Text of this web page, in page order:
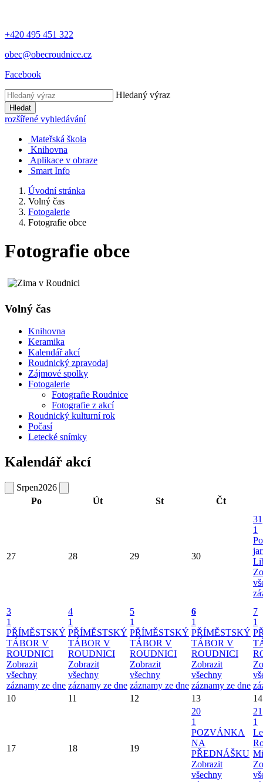
+420 495 451 322
obec@obecroudnice.cz
Facebook
Hledaný výraz
Hledat
rozšířené vyhledávání
Mateřská škola
Knihovna
Aplikace v obraze
Smart Info
Úvodní stránka
Volný čas
Fotogalerie
Fotografie obce
Fotografie obce
Volný čas
Knihovna
Keramika
Kalendář akcí
Roudnický zpravodaj
Zájmové spolky
Fotogalerie
Fotografie Roudnice
Fotografie z akcí
Roudnický kulturní rok
Počasí
Letecké snímky
Kalendář akcí
Srpen2026
Po
Út St Čt
27 28 29 30
31
1
3
1
PŘÍMĚSTSKÝ
TÁBOR V
ROUDNICI
Zobrazit
všechny
záznamy ze dne
4
1
PŘÍMĚSTSKÝ
TÁBOR V
ROUDNICI
Zobrazit
všechny
záznamy ze dne
5
1
PŘÍMĚSTSKÝ
TÁBOR V
ROUDNICI
Zobrazit
všechny
záznamy ze dne
6
1
PŘÍMĚSTSKÝ
TÁBOR V
ROUDNICI
Zobrazit
všechny
záznamy ze dne
7
1
10
11 12 13 14
17 18 19
20
1
POZVÁNKA
NA
PŘEDNÁŠKU
Zobrazit
všechny
21
1